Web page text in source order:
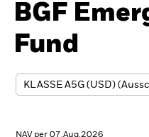
BGF
Fund
NAV per 07.Aug.2026